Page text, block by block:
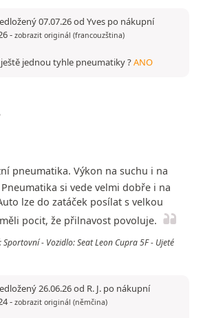
07.07.26 od Yves po nákupní
- zobrazit originál (francouzština)
jednou tyhle pneumatiky ?ANO
pneumatika. Výkon na suchu i na
si vede velmi dobře i na
lze do zatáček posílat s velkou
pocit, že přilnavost povoluje.
Sportovní - Vozidlo: Seat Leon Cupra 5F - Ujeté
26.06.26 od R. J. po nákupní
- zobrazit originál (němčina)